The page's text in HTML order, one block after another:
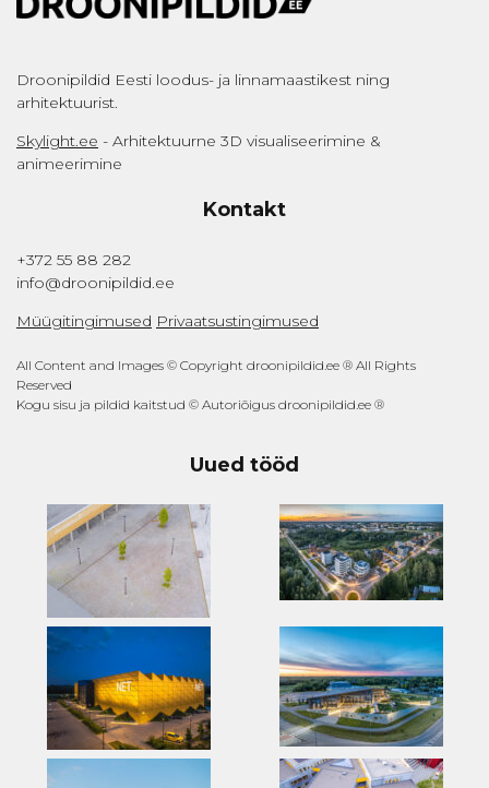
Droonipildid Eesti loodus- ja linnamaastikest ning
arhitektuurist.
Skylight.ee - Arhitektuurne 3D visualiseerimine &
animeerimine
Kontakt
+372 55 88 282
info@droonipildid.ee
Müügitingimused Privaatsustingimused
All Content and Images © Copyright droonipildid.ee ® All Rights
Reserved
Kogu sisu ja pildid kaitstud © Autoriõigus droonipildid.ee ®
Uued tööd